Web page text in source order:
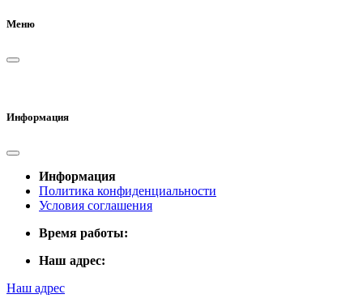
Меню
Информация
Информация
Политика конфиденциальности
Условия соглашения
Время работы:
Наш адрес:
Наш адрес